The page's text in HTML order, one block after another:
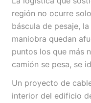
región no ocurre
báscula de pesaje,
maniobra quedan
puntos los que más
camión se pesa, se
Un proyecto de
interior del edificio